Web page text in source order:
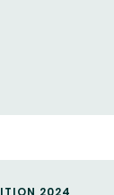
2024